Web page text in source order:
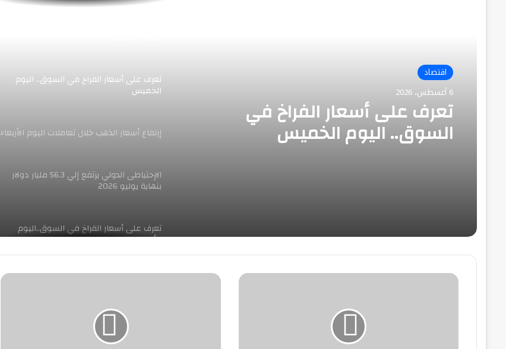
اقتصاد
6 أغسطس، 2026
تعرف على أسعار الفراخ في
السوق.. اليوم الخميس
تعرف على أسعار الفراخ في السوق.. اليوم
الخميس
إرتفاع أسعار الذهب خلال تعاملات اليوم الأربعاء
الإحتياطى الدولي يرتفع إلي 56.3 مليار دولار
بنهاية يوليو 2026
تعرف على أسعار الفراخ في السوق..اليوم
الأربعاء
البنك
البنك